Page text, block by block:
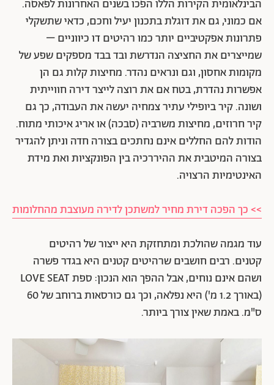
הבינלאומית הקירות הללו הפכו בשנים האחרונות לפאסה.
אם כמוני, גם את דוגלת בתכנון יעיל וחכם, כדאי שתשקלי
פתרונות אפקטיביים יותר כמו רהיטים דו כיווניים –
שמייצרים את החציצה הנדרשת ובד בבד מספקים שפע של
מקומות אחסון, וגם ונראים נהדר. מחיצות קלות גם הן
אפשרות נהדרת, בטח אם את רוצה לייצר דירה חווייתית
ושונה. קיר ביופילי עתיר צמחיה יעשה את העבודה, כך גם
קיר חרוזים, מחיצות משרביה (סבכה) או אריג איכותי מתוח.
הודות להם החללים אינם נחתכים בצורה חדה וניתן להגדיר
בצורה המיטבית את ההיררכיה בין הפונקציות ואת מידת
האינטימיות הרצויה.
>> כך הפכה דירת מחיר למשתכן לדירה מעוצבת מהחלומות
עוד מגמה שהולכת ומתחזקת היא ייצור של רהיטים
קטנים. רבים חושבים שרהיטים קטנים היא בגדר פשרה
ושהם אינם נוחים, אבל ההפך הוא הנכון: ספת LOVE SEAT
(באורך 1.2 מ') היא נפלאה, וכך גם כורסאות ברוחב של 60
ס"מ. באמת שאין צורך ביותר.